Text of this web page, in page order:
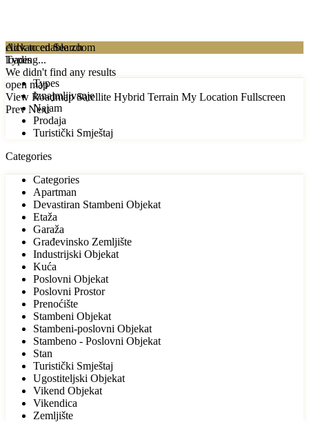
click to enable zoom
loading...
We didn't find any results
open map
View Roadmap Satellite Hybrid Terrain My Location Fullscreen
Prev Next
Advanced Search
Types
Types
Iznajmljivanje
Najam
Prodaja
Turistički Smještaj
Categories
Categories
Apartman
Devastiran Stambeni Objekat
Etaža
Garaža
Građevinsko Zemljište
Industrijski Objekat
Kuća
Poslovni Objekat
Poslovni Prostor
Prenoćište
Stambeni Objekat
Stambeni-poslovni Objekat
Stambeno - Poslovni Objekat
Stan
Turistički Smještaj
Ugostiteljski Objekat
Vikend Objekat
Vikendica
Zemljište